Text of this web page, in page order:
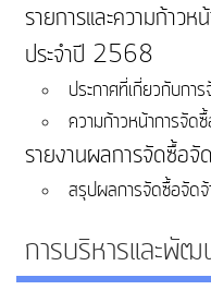
รายการและความก้าว
ประจำปี 2568
ประกาศที่เกี่ยวกับกา
ความก้าวหน้าการจั
รายงานผลการจัดซื้อ
สรุปผลการจัดซื้อจัดจ้
การบริหารและพั